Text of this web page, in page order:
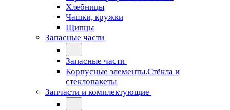
Хлебницы
Чашки, кружки
Щипцы
Запасные части
Запасные части
Корпусные элементы.Стёкла и
стеклопакеты
Запчасти и комплектующие